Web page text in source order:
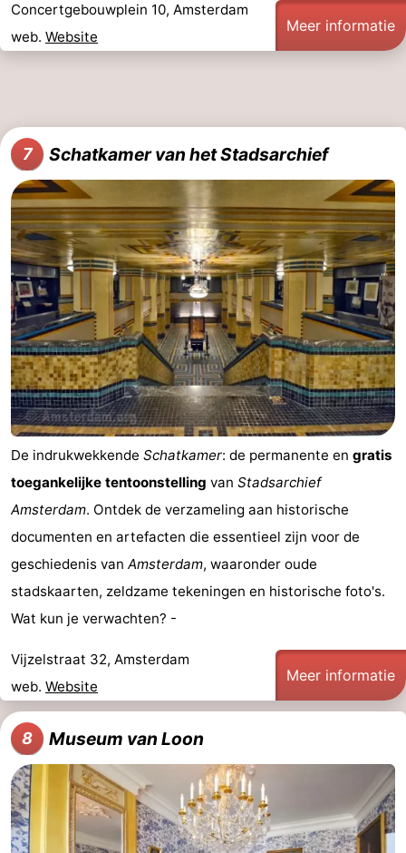
Concertgebouwplein 10, Amsterdam
web. Website
Meer informatie
7 Schatkamer van het Stadsarchief
De indrukwekkende Schatkamer: de permanente en gratis
toegankelijke tentoonstelling van Stadsarchief
Amsterdam. Ontdek de verzameling aan historische
documenten en artefacten die essentieel zijn voor de
geschiedenis van Amsterdam, waaronder oude
stadskaarten, zeldzame tekeningen en historische foto's.
Wat kun je verwachten? -
Vijzelstraat 32, Amsterdam
web. Website
Meer informatie
8 Museum van Loon